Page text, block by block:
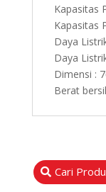
Kapasitas
Kapasitas
Daya
Daya
Dimensi :
Berat
Cari